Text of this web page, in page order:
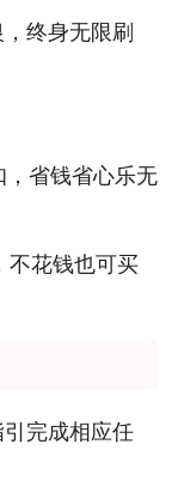
终身无限刷
省钱省心乐无
不花钱也可买
完成相应任